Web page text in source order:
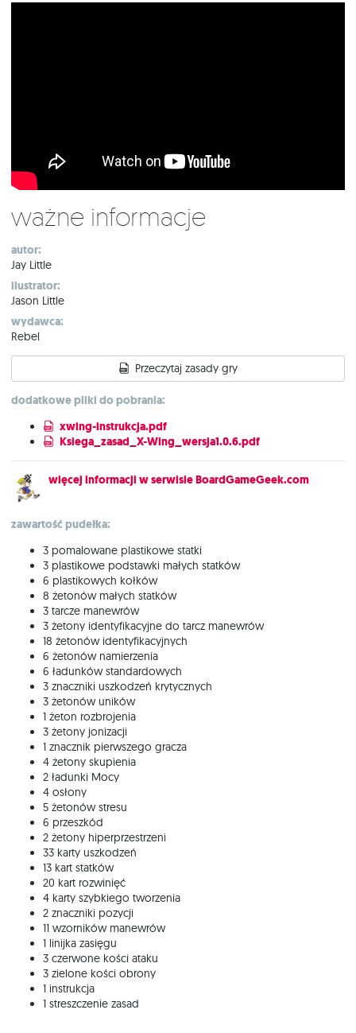
Ważne informacje
autor:
Jay Little
ilustrator:
Jason Little
wydawca:
Rebel
Przeczytaj zasady gry
dodatkowe pliki do pobrania:
xwing-instrukcja.pdf
Ksiega_zasad_X-Wing_wersja1.0.6.pdf
więcej informacji w serwisie BoardGameGeek.com
zawartość pudełka:
3 pomalowane plastikowe statki
3 plastikowe podstawki małych statków
6 plastikowych kołków
8 żetonów małych statków
3 tarcze manewrów
3 żetony identyfikacyjne do tarcz manewrów
18 żetonów identyfikacyjnych
6 żetonów namierzenia
6 ładunków standardowych
3 znaczniki uszkodzeń krytycznych
3 żetonów uników
1 żeton rozbrojenia
3 żetony jonizacji
1 znacznik pierwszego gracza
4 żetony skupienia
2 ładunki Mocy
4 osłony
5 żetonów stresu
6 przeszkód
2 żetony hiperprzestrzeni
33 karty uszkodzeń
13 kart statków
20 kart rozwinięć
4 karty szybkiego tworzenia
2 znaczniki pozycji
11 wzorników manewrów
1 linijka zasięgu
3 czerwone kości ataku
3 zielone kości obrony
1 instrukcja
1 streszczenie zasad